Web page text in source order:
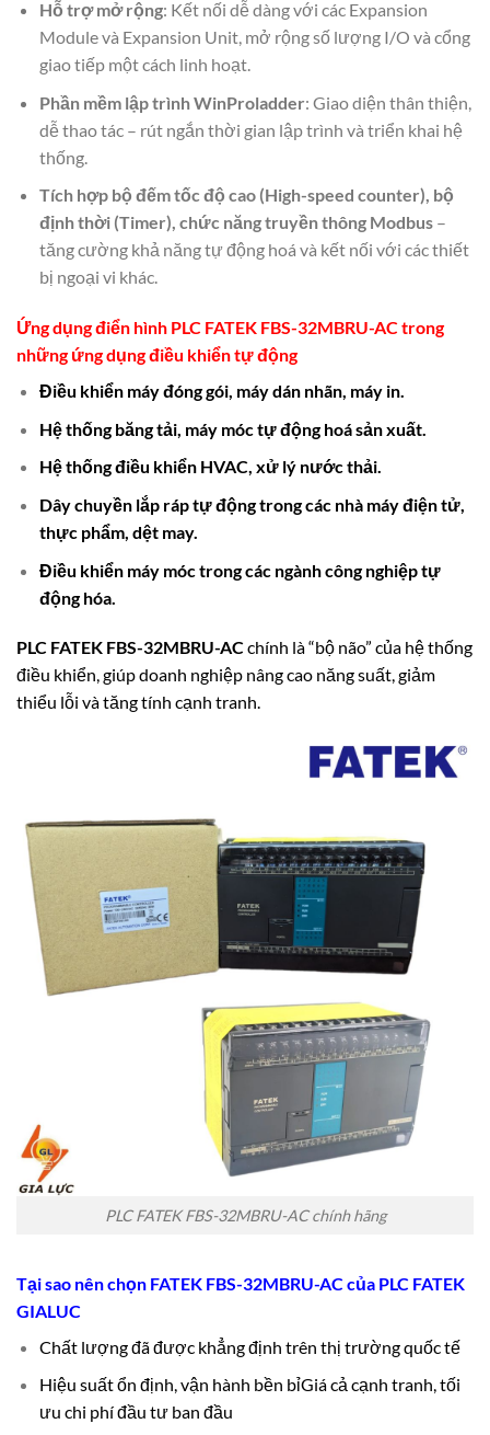
Hỗ trợ mở rộng: Kết nối dễ dàng với các Expansion
Module và Expansion Unit, mở rộng số lượng I/O và cổng
giao tiếp một cách linh hoạt.
Phần mềm lập trình WinProladder: Giao diện thân thiện,
dễ thao tác – rút ngắn thời gian lập trình và triển khai hệ
thống.
Tích hợp bộ đếm tốc độ cao (High-speed counter), bộ
định thời (Timer), chức năng truyền thông Modbus–
tăng cường khả năng tự động hoá và kết nối với các thiết
bị ngoại vi khác.
Ứng dụng điển hình PLC FATEK FBS-32MBRU-ACtrong
những ứng dụngđiều khiển tự động
Điều khiển máy đóng gói, máy dán nhãn, máy in.
Hệ thống băng tải, máy móc tự động hoá sản xuất.
Hệ thống điều khiển HVAC, xử lý nước thải.
Dây chuyền lắp ráp tự động trong các nhà máy điện tử,
thực phẩm, dệt may.
Điều khiển máy móc trong các ngành công nghiệp tự
động hóa.
PLC FATEK FBS-32MBRU-ACchính là “bộ não” của hệ thống
điều khiển, giúp doanh nghiệp nâng cao năng suất, giảm
thiểu lỗi và tăng tính cạnh tranh.
PLC FATEK FBS-32MBRU-AC chính hãng
Tại sao nên chọn FATEK FBS-32MBRU-AC của PLC FATEK
GIALUC
Chất lượng đã được khẳng định trên thị trường quốc tế
Hiệu suất ổn định, vận hành bền bỉGiá cả cạnh tranh, tối
ưu chi phí đầu tư ban đầu